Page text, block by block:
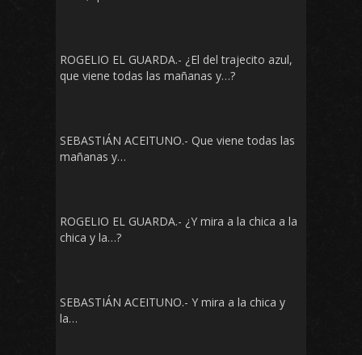
ROGELIO EL GUARDA.- ¿El del trajecito azul,
que viene todas las mañanas y…?
SEBASTIÁN ACEITUNO.- Que viene todas las
mañanas y…
ROGELIO EL GUARDA.- ¿Y mira a la chica a la
chica y la…?
SEBASTIÁN ACEITUNO.- Y mira a la chica y
la…